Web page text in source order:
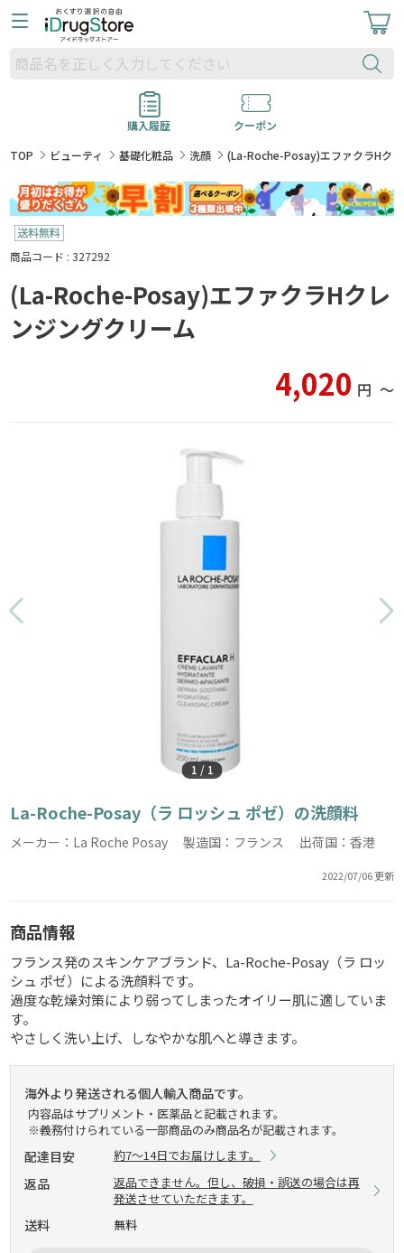
購入履歴
クーポン
TOP
ビューティ 基礎化粧品 洗顔 (La-Roche-Posay)エファクラHク
商品コード : 327292
(La-Roche-Posay)エファクラHクレ
ンジングクリーム
4,020 円 〜
1 / 1
La-Roche-Posay（ラ ロッシュ ポゼ）の洗顔料
メーカー：La Roche Posay 製造国：フランス 出荷国：香港
2022/07/06 更新
商品情報
フランス発のスキンケアブランド、La-Roche-Posay（ラ ロッ
シュ ポゼ）による洗顔料です。
過度な乾燥対策により弱ってしまったオイリー肌に適していま
す。
やさしく洗い上げ、しなやかな肌へと導きます。
海外より発送される個人輸入商品です。
内容品はサプリメント・医薬品と記載されます。
※義務付けられている一部商品のみ商品名が記載されます。
配達目安 約7～14日でお届けします。
返品
返品できません。但し、破損・誤送の場合は再
発送させていただきます。
送料 無料